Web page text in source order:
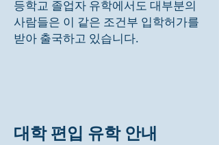
등학교 졸업자 유학에서도 대부분의
사람들은 이 같은 조건부 입학허가를
받아 출국하고 있습니다.
대학 편입 유학 안내